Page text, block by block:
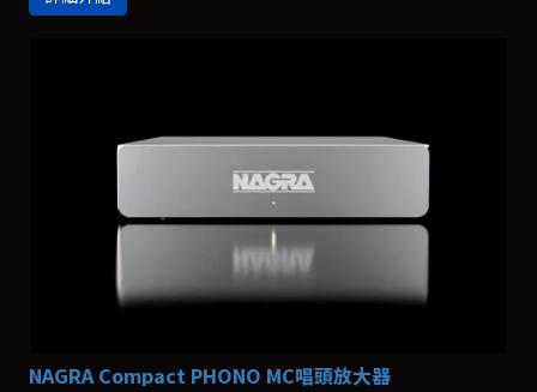
NAGRA Compact PHONO MC唱頭放大器